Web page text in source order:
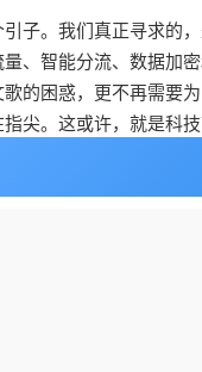
子。我们真正寻求的
、智能分流、数据加
的困惑，更不再需要
尖。这或许，就是科